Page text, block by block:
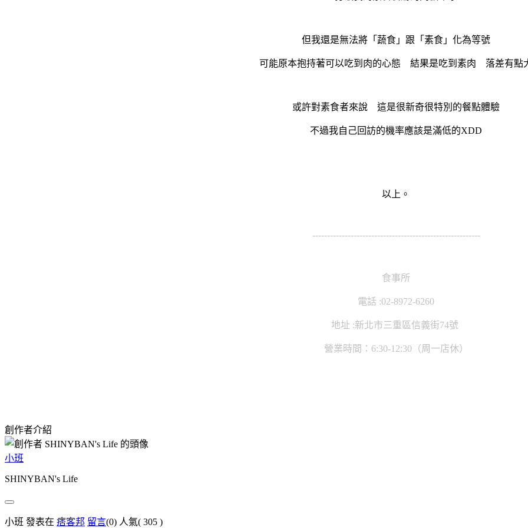
但我還是無法將「蔬食」跟「素食」化為等號
可能原本抱持著可以吃到肉的心態 結果是吃到素肉 落差有點
或許對素食者來說 這是很新奇很特別的餐點體驗
不過我自己回訪的機率應該是滿低的XDD
以上。
---------------------------------------------------------
食事所
電話 :02-8972-6260
地址 :新北市三重區信義街74號
營業時間：6:30-12:30（周一店休）
創作者介紹
小班
SHINYBAN's Life
小班 發表在 痞客邦 留言(0) 人氣( 305 )